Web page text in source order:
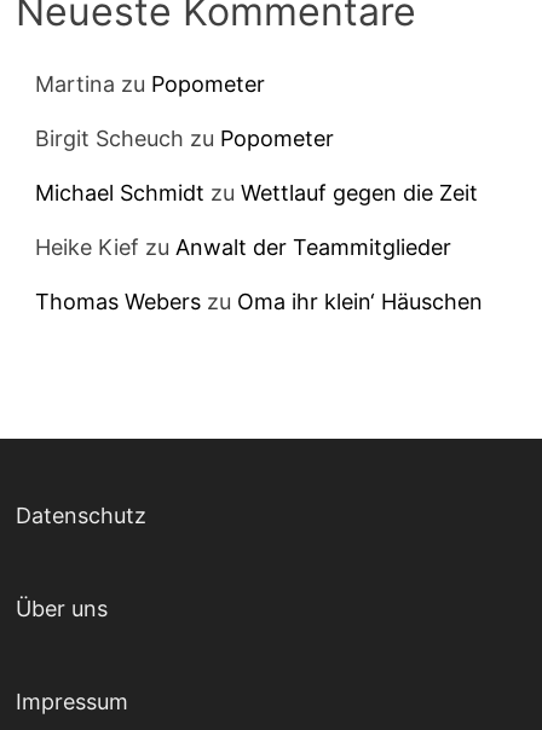
Neueste Kommentare
Martina zu Popometer
Birgit Scheuch zu Popometer
Michael Schmidt zuWettlauf gegen die Zeit
Heike Kief zu Anwalt der Teammitglieder
Thomas Webers zu Oma ihr klein‘ Häuschen
Datenschutz
Über uns
Impressum